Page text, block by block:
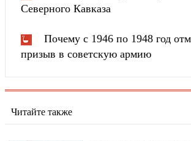
Северного Кавказа
Почему с 1946 по 1948 год
призыв в советскую армию
Читайте также